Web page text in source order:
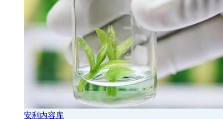
安利内容库